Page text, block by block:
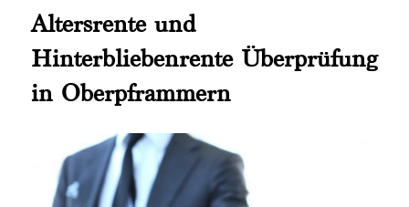
Altersrente und
Hinterbliebenrente Überprüfung
in Oberpframmern